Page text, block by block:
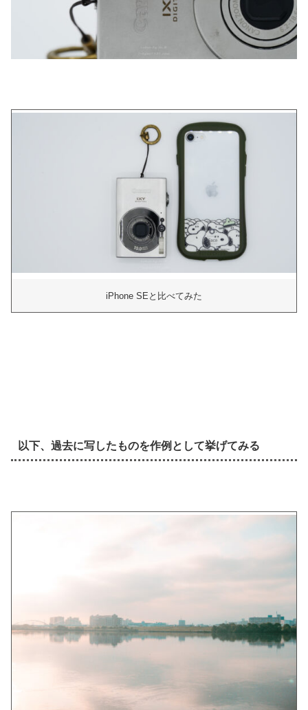
iPhone SEと比べてみた
以下、過去に写したものを作例として挙げてみる